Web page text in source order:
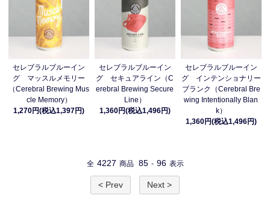
セレブラルブルーイン
グ マッスルメモリー
（Cerebral Brewing Mus
cle Memory）
1,270円(税込1,397円)
セレブラルブルーイン
グ セキュアライン（C
erebral Brewing Secure
Line）
1,360円(税込1,496円)
セレブラルブルーイン
グ インテンショナリー
ブランク（Cerebral Bre
wing Intentionally Blan
k）
1,360円(税込1,496円)
全 4227 商品 85 - 96 表示
< Prev Next >